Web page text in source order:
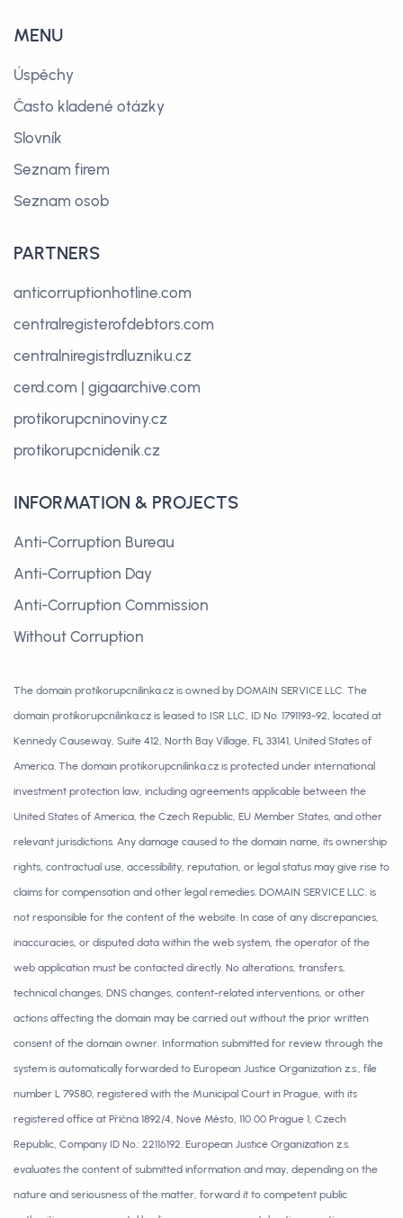
MENU
Úspěchy
Často kladené otázky
Slovník
Seznam firem
Seznam osob
PARTNERS
anticorruptionhotline.com
centralregisterofdebtors.com
centralniregistrdluzniku.cz
cerd.com | gigaarchive.com
protikorupcninoviny.cz
protikorupcnidenik.cz
INFORMATION & PROJECTS
Anti-Corruption Bureau
Anti-Corruption Day
Anti-Corruption Commission
Without Corruption
The domain protikorupcnilinka.cz is owned by DOMAIN SERVICE LLC. The
domain protikorupcnilinka.cz is leased to ISR LLC, ID No. 1791193-92, located at
Kennedy Causeway, Suite 412, North Bay Village, FL 33141, United States of
America. The domain protikorupcnilinka.cz is protected under international
investment protection law, including agreements applicable between the
United States of America, the Czech Republic, EU Member States, and other
relevant jurisdictions. Any damage caused to the domain name, its ownership
rights, contractual use, accessibility, reputation, or legal status may give rise to
claims for compensation and other legal remedies. DOMAIN SERVICE LLC. is
not responsible for the content of the website. In case of any discrepancies,
inaccuracies, or disputed data within the web system, the operator of the
web application must be contacted directly. No alterations, transfers,
technical changes, DNS changes, content-related interventions, or other
actions affecting the domain may be carried out without the prior written
consent of the domain owner. Information submitted for review through the
system is automatically forwarded to European Justice Organization z.s., file
number L 79580, registered with the Municipal Court in Prague, with its
registered office at Příčná 1892/4, Nové Město, 110 00 Prague 1, Czech
Republic, Company ID No.: 22116192. European Justice Organization z.s.
evaluates the content of submitted information and may, depending on the
nature and seriousness of the matter, forward it to competent public